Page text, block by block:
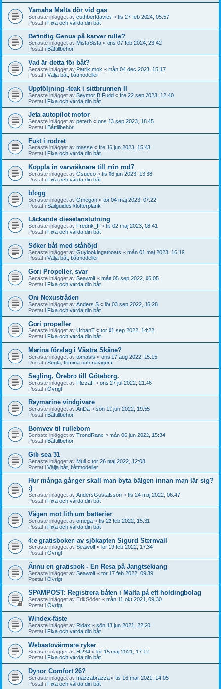
Yamaha Malta dör vid gas
Senaste inlägget av cuthbertdavies « tis 27 feb 2024, 05:57
Postat i Fixa och vårda din båt
Befintlig Genua på karver rulle?
Senaste inlägget av MistaSista « ons 07 feb 2024, 23:42
Postat i Båttillbehör
Vad är detta för båt?
Senaste inlägget av Patrik mok « mån 04 dec 2023, 15:17
Postat i Välja båt, båtmodeller
Uppföljning -teak i sittbrunnen II
Senaste inlägget av Seymor B Fudd « fre 22 sep 2023, 12:40
Postat i Fixa och vårda din båt
Jefa autopilot motor
Senaste inlägget av peterh « ons 13 sep 2023, 18:45
Postat i Båttillbehör
Fukt i rodret
Senaste inlägget av masse « fre 16 jun 2023, 15:43
Postat i Fixa och vårda din båt
Koppla in varvräknare till min md7
Senaste inlägget av Osueco « tis 06 jun 2023, 13:38
Postat i Fixa och vårda din båt
blogg
Senaste inlägget av Omegan « tor 04 maj 2023, 07:22
Postat i Sailguides klotterplank
Läckande dieselanslutning
Senaste inlägget av Fredrik_ff « tis 02 maj 2023, 08:41
Postat i Fixa och vårda din båt
Söker båt med ståhöjd
Senaste inlägget av Guylookingatboats « mån 01 maj 2023, 16:19
Postat i Välja båt, båtmodeller
Gori Propeller, svar
Senaste inlägget av Seawolf « mån 05 sep 2022, 06:05
Postat i Fixa och vårda din båt
Om Nexustråden
Senaste inlägget av Anders S « lör 03 sep 2022, 16:28
Postat i Fixa och vårda din båt
Gori propeller
Senaste inlägget av UrbanT « tor 01 sep 2022, 14:22
Postat i Fixa och vårda din båt
Marina förslag i Västra Skåne?
Senaste inlägget av tomasis « ons 17 aug 2022, 15:15
Postat i Segla, trimma och navigera
Segling, Örebro till Göteborg.
Senaste inlägget av Flizzaff « ons 27 jul 2022, 21:46
Postat i Övrigt
Raymarine vindgivare
Senaste inlägget av AnDa « sön 12 jun 2022, 19:55
Postat i Båttillbehör
Bomvev til rullebom
Senaste inlägget av TrondRane « mån 06 jun 2022, 15:34
Postat i Båttillbehör
Gib sea 31
Senaste inlägget av Muli « tor 26 maj 2022, 12:08
Postat i Välja båt, båtmodeller
Hur många gånger skall man byta bälgen innan man lär sig?
:)
Senaste inlägget av AndersGustafsson « tis 24 maj 2022, 06:47
Postat i Fixa och vårda din båt
Vägen mot lithium batterier
Senaste inlägget av omega « tis 22 feb 2022, 15:31
Postat i Fixa och vårda din båt
4:e gratisboken av sjökapten Sigurd Sternvall
Senaste inlägget av Seawolf « lör 19 feb 2022, 17:34
Postat i Övrigt
Ännu en gratisbok - En Resa på Jangtsekiang
Senaste inlägget av Seawolf « tor 17 feb 2022, 09:39
Postat i Övrigt
SPAMPOST: Registrera båten i Malta på ett holdingbolag
Senaste inlägget av ErikSöder « mån 11 okt 2021, 09:30
Postat i Övrigt
Windex-fäste
Senaste inlägget av Ridax « sön 13 jun 2021, 22:20
Postat i Fixa och vårda din båt
Webastovärmare ryker
Senaste inlägget av HR34 « lör 15 maj 2021, 17:12
Postat i Fixa och vårda din båt
Dynor Comfort 26?
Senaste inlägget av mazzabrazza « tis 16 mar 2021, 14:05
Postat i Fixa och vårda din båt